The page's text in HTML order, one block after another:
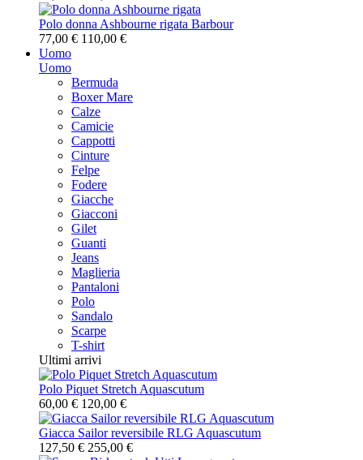
Polo donna Ashbourne rigata Barbour
77,00 € 110,00 €
Uomo
Uomo
Bermuda
Boxer Mare
Calze
Camicie
Cappotti
Cinture
Felpe
Fodere
Giacche
Giacconi
Gilet
Guanti
Jeans
Maglieria
Pantaloni
Polo
Sandalo
Scarpe
T-shirt
Ultimi arrivi
Polo Piquet Stretch Aquascutum
60,00 € 120,00 €
Giacca Sailor reversibile RLG Aquascutum
127,50 € 255,00 €